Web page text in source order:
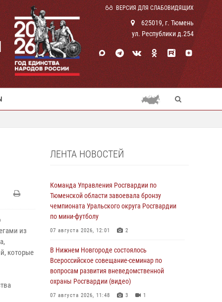
ВЕРСИЯ ДЛЯ СЛАБОВИДЯЩИХ
625019, г. Тюмень
ул. Республики д.254
из
которые
ЛЕНТА НОВОСТЕЙ
Команда Управления Росгвардии по
Тюменской области завоевала бронзу
чемпионата Уральского округа Росгвардии
по мини-футболу
07 августа 2026, 12:01 2
В Нижнем Новгороде состоялось
Всероссийское совещание-семинар по
вопросам развития вневедомственной
охраны Росгвардии (видео)
07 августа 2026, 11:48 3 1